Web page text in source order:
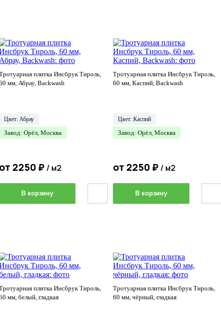
плитка Инсбрук Тироль,
мм, Абрау, Backwash
Цвет: Абрау
Завод: Орёл, Москва
2250 ₽ / м2
В корзину
Тротуарная плитка Инсбрук Тироль,
60 мм, Каспий, Backwash
Цвет: Каспий
Завод: Орёл, Москва
от 2250 ₽ / м2
В корзину
плитка Инсбрук Тироль,
мм, белый, гладкая
Тротуарная плитка Инсбрук Тироль,
60 мм, чёрный, гладкая